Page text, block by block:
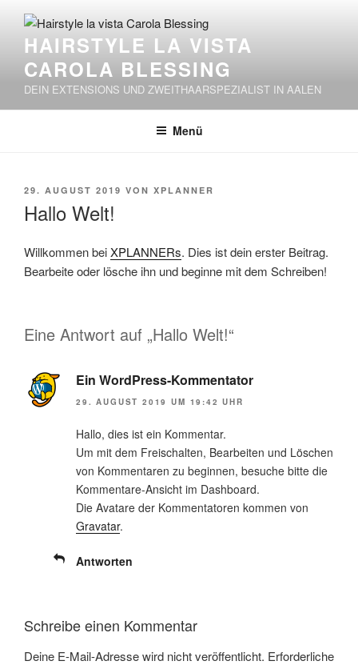
HAIRSTYLE LA VISTA
CAROLA BLESSING
DEIN EXTENSIONS UND ZWEITHAARSPEZIALIST IN AALEN
Menü
29. AUGUST 2019 VON XPLANNER
Hallo Welt!
Willkommen beiXPLANNERs. Dies ist dein erster Beitrag.
Bearbeite oder lösche ihn und beginne mit dem Schreiben!
Eine Antwort auf „Hallo Welt!“
Ein WordPress-Kommentator
29. AUGUST 2019 UM 19:42 UHR
Hallo, dies ist ein Kommentar.
Um mit dem Freischalten, Bearbeiten und Löschen
von Kommentaren zu beginnen, besuche bitte die
Kommentare-Ansicht im Dashboard.
Die Avatare der Kommentatoren kommen von
Gravatar.
Antworten
Schreibe einen Kommentar
Deine E-Mail-Adresse wird nicht veröffentlicht. Erforderliche